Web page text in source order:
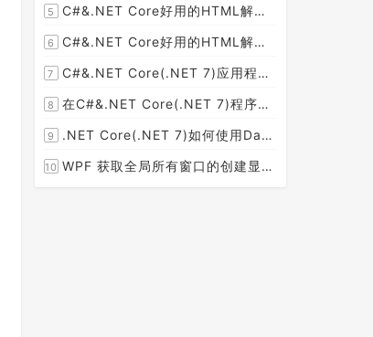
5
C#&.NET Core好用的HTML解析器推荐之HtmlAgilityPack篇
6
C#&.NET Core好用的HTML解析器推荐之AngleSharp篇
7
C#&.NET Core(.NET 7)应用程序开发中如何解析html元素，有哪些类库或组件呢？
8
在C#&.NET Core(.NET 7)程序开发中使用Npgsql,Dapper,EF Core等不同方式连接和操作PostgreSQL数据库示例教程(推荐阅读)
9
.NET Core(.NET 7)如何使用Dapper连接PostgreSQL数据库并实现CRUD(新增，查询，修改，删除)的超详细入门示例教程
10 WPF 获取全局所有窗口的创建显示事件 监控窗口打开
[2023-01-19]